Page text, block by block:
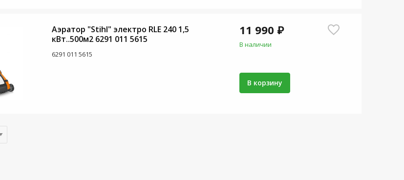
Аэратор "Stihl" электро RLE 240 1,5
кВт..500м2 6291 011 5615
6291 011 5615
11 990 ₽
В наличии
В корзину